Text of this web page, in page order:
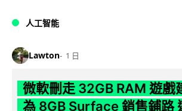
人工智能
Lawton 1 日
微軟刪走 32GB RAM 遊戲
為 8GB Surface 銷售鋪路